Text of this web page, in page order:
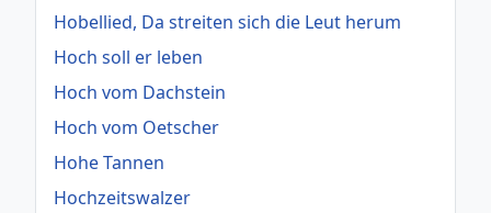
Hobellied, Da streiten sich die Leut herum
Hoch soll er leben
Hoch vom Dachstein
Hoch vom Oetscher
Hohe Tannen
Hochzeitswalzer